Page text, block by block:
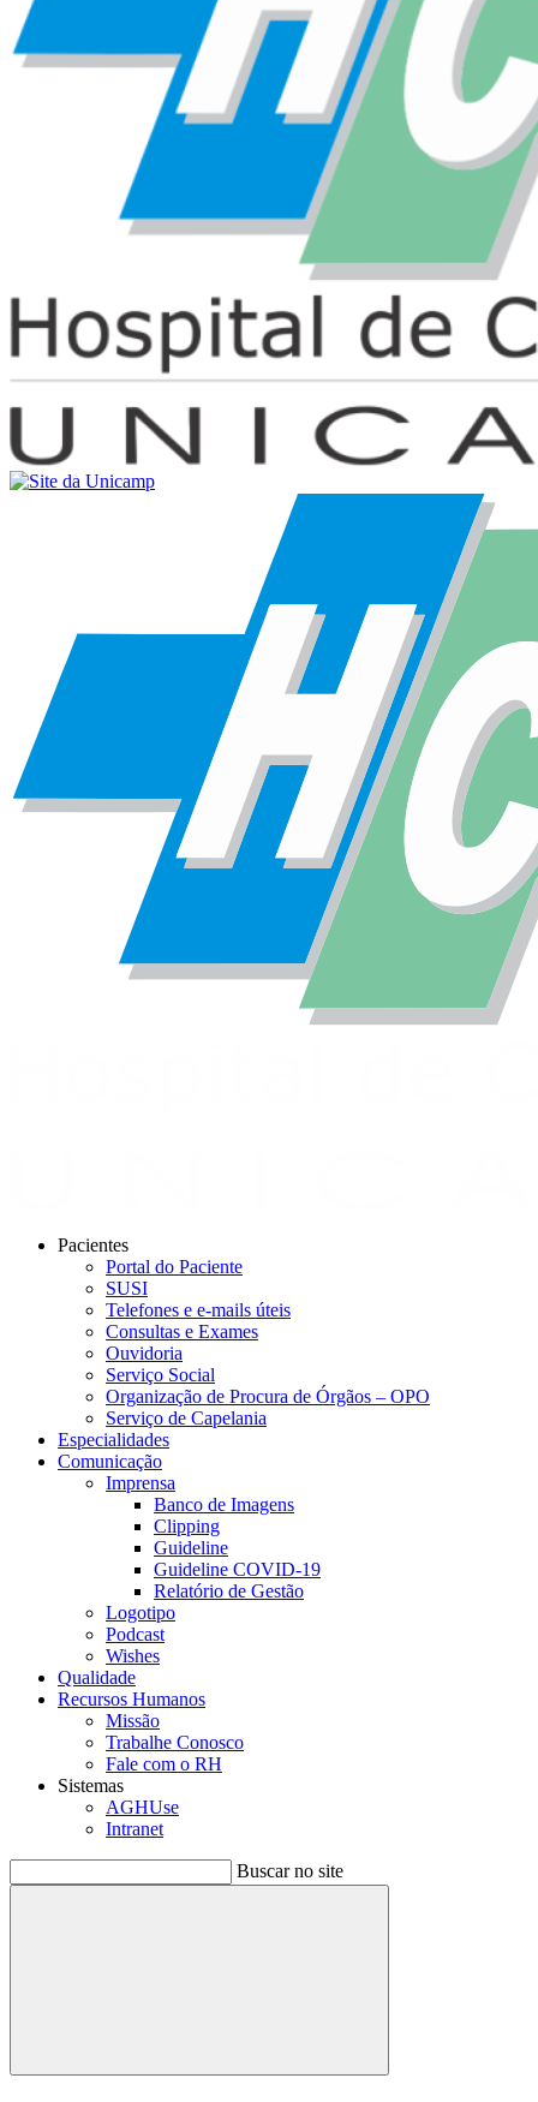
Pacientes
Portal do Paciente
SUSI
Telefones e e-mails úteis
Consultas e Exames
Ouvidoria
Serviço Social
Organização de Procura de Órgãos – OPO
Serviço de Capelania
Especialidades
Comunicação
Imprensa
Banco de Imagens
Clipping
Guideline
Guideline COVID-19
Relatório de Gestão
Logotipo
Podcast
Wishes
Qualidade
Recursos Humanos
Missão
Trabalhe Conosco
Fale com o RH
Sistemas
AGHUse
Intranet
Buscar no site
Buscar